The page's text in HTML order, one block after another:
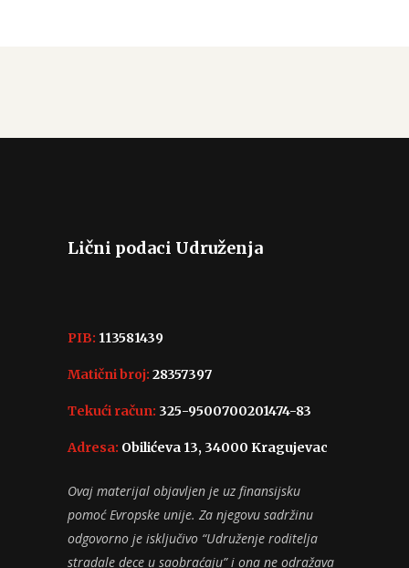
Lični podaci Udruženja
PIB: 113581439
Matični broj: 28357397
Tekući račun: 325-9500700201474-83
Adresa: Obilićeva 13, 34000 Kragujevac
Ovaj materijal objavljen je uz finansijsku
pomoć Evropske unije. Za njegovu sadržinu
odgovorno je isključivo “Udruženje roditelja
stradale dece u saobraćaju” i ona ne odražava